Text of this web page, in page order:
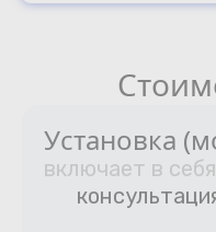
Установка
включает в